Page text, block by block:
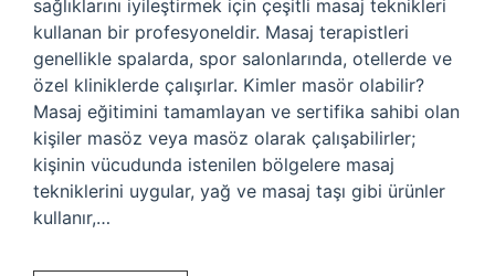
sağlıklarını iyileştirmek için çeşitli masaj teknikleri
kullanan bir profesyoneldir. Masaj terapistleri
genellikle spalarda, spor salonlarında, otellerde ve
özel kliniklerde çalışırlar. Kimler masör olabilir?
Masaj eğitimini tamamlayan ve sertifika sahibi olan
kişiler masöz veya masöz olarak çalışabilirler;
kişinin vücudunda istenilen bölgelere masaj
tekniklerini uygular, yağ ve masaj taşı gibi ürünler
kullanır,…